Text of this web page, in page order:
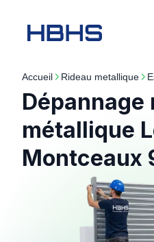
Accueil rideau metallique
Dépannage
métallique
Montceaux